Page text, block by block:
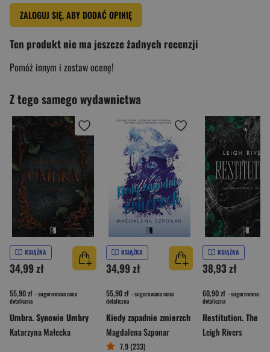
ZALOGUJ SIĘ, ABY DODAĆ OPINIĘ
Ten produkt nie ma jeszcze żadnych recenzji
Pomóż innym i zostaw ocenę!
Z tego samego wydawnictwa
KSIĄŻKA
34,99 zł
55,90 zł - sugerowana cena
detaliczna
Umbra. Synowie Umbry
Katarzyna Małecka
KSIĄŻKA
34,99 zł
55,90 zł - sugerowana cena
detaliczna
Kiedy zapadnie zmierzch
Magdalena Szponar
7,9 (233)
KSIĄŻKA
38,93 zł
60,90 zł - sugerowana cena
detaliczna
Leigh Rivers